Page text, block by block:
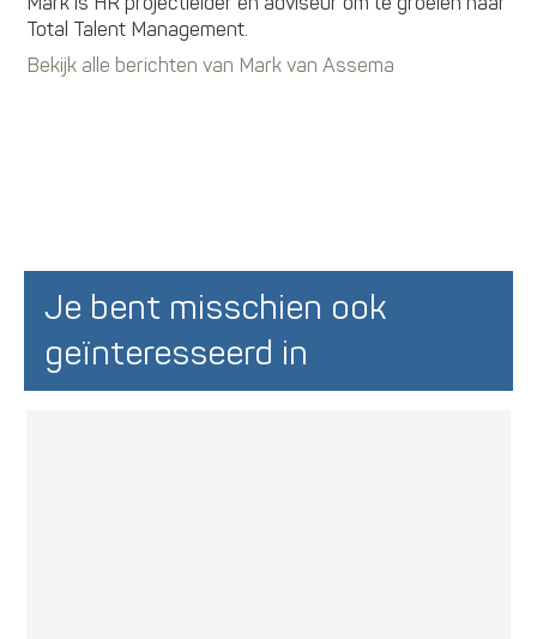
Total Talent Management.
Bekijk alle berichten van Mark van Assema
Je bent misschien ook
geïnteresseerd in